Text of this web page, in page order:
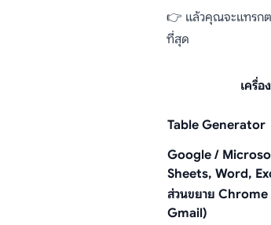
👉 แล้วคุณจะแทรกต
ที่สุด
เครื่อ
Table Generator
Google /
Sheets, Word,
ส่วนขยาย
Gmail)